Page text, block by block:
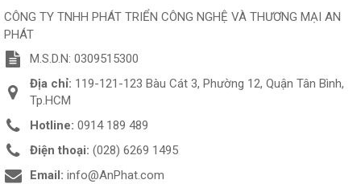
CÔNG TY TNHH PHÁT TRIỂN CÔNG NGHỆ VÀ THƯƠNG MẠI AN
PHÁT
M.S.D.N: 0309515300
Địa chỉ: 119-121-123 Bàu Cát 3, Phường 12, Quận Tân Bình,
Tp.HCM
Hotline: 0914 189 489
Điện thoại: (028) 6269 1495
Email: info@AnPhat.com